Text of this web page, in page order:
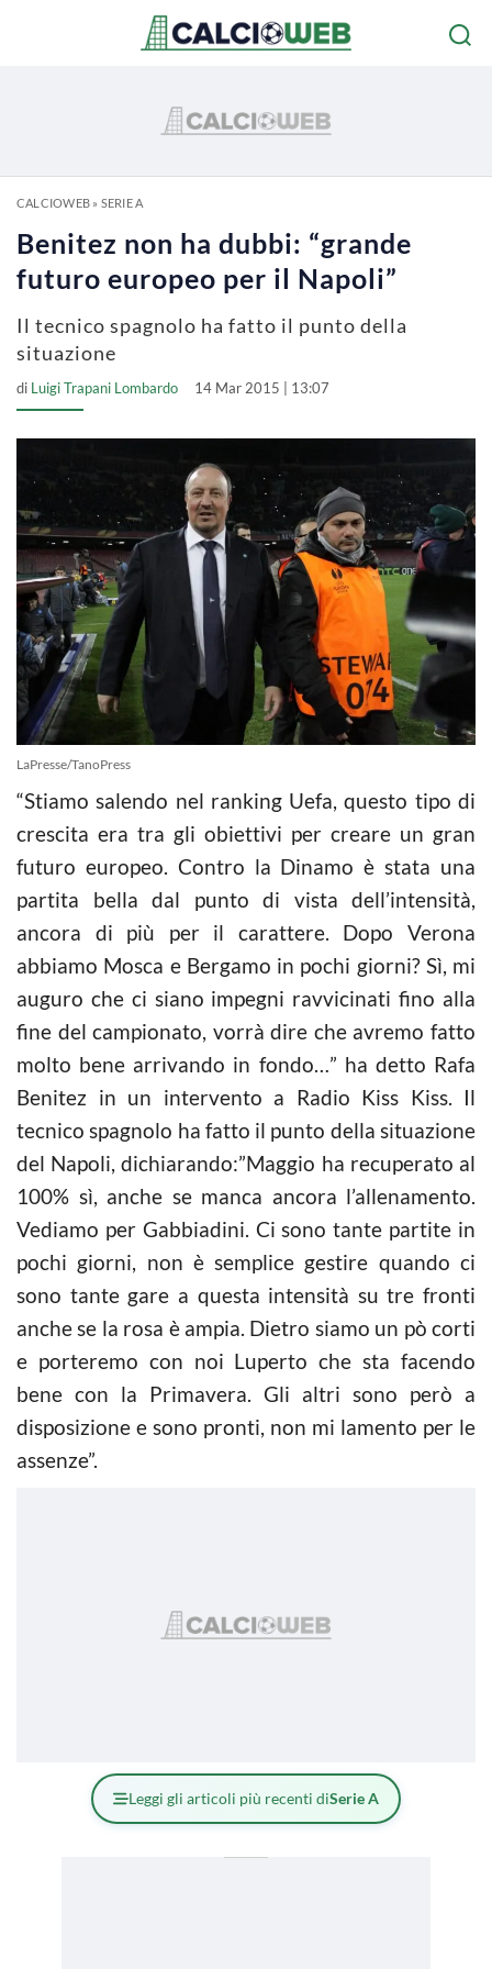
CALCIOWEB» SERIE A
Benitez non ha dubbi: “grande
futuro europeo per il Napoli”
Il tecnico spagnolo ha fatto il punto della
situazione
di Luigi Trapani Lombardo 14 Mar 2015 | 13:07
LaPresse/TanoPress
“Stiamo salendo nel ranking Uefa, questo tipo di
crescita era tra gli obiettivi per creare un gran
futuro europeo. Contro la Dinamo è stata una
partita bella dal punto di vista dell’intensità,
ancora di più per il carattere. Dopo Verona
abbiamo Mosca e Bergamo in pochi giorni? Sì, mi
auguro che ci siano impegni ravvicinati fino alla
fine del campionato, vorrà dire che avremo fatto
molto bene arrivando in fondo…” ha detto Rafa
Benitez in un intervento a Radio Kiss Kiss. Il
tecnico spagnolo ha fatto il punto della situazione
del Napoli, dichiarando:”Maggio ha recuperato al
100% sì, anche se manca ancora l’allenamento.
Vediamo per Gabbiadini. Ci sono tante partite in
pochi giorni, non è semplice gestire quando ci
sono tante gare a questa intensità su tre fronti
anche se la rosa è ampia. Dietro siamo un pò corti
e porteremo con noi Luperto che sta facendo
bene con la Primavera. Gli altri sono però a
disposizione e sono pronti, non mi lamento per le
assenze”.
Leggi gli articoli più recenti diSerie A